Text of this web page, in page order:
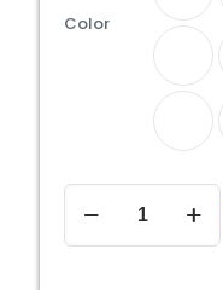
Color
CANAPÉ
TAPIZADO
GRAN